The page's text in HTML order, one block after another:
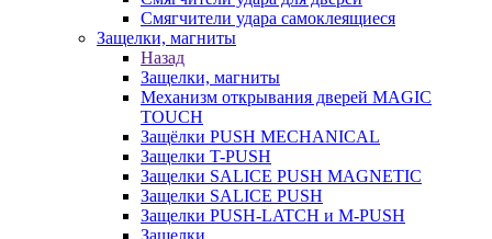
Cмягчители удара самоклеящиеся
Защелки, магниты
Назад
Защелки, магниты
Механизм открывания дверей MAGIC
TOUCH
Защёлки PUSH MECHANICAL
Защелки T-PUSH
Защелки SALICE PUSH MAGNETIC
Защелки SALICE PUSH
Защелки PUSH-LATCH и M-PUSH
Защелки